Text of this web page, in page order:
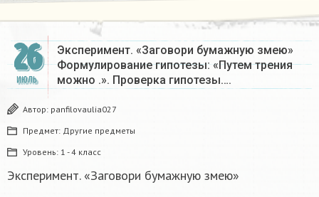
26
ИЮЛЬ
Эксперимент. «Заговори бумажную змею»
Формулирование гипотезы: «Путем трения
можно .». Проверка гипотезы….
Автор: panfilovaulia027
Предмет: Другие предметы
Уровень: 1 - 4 класс
Эксперимент. «Заговори бумажную змею»